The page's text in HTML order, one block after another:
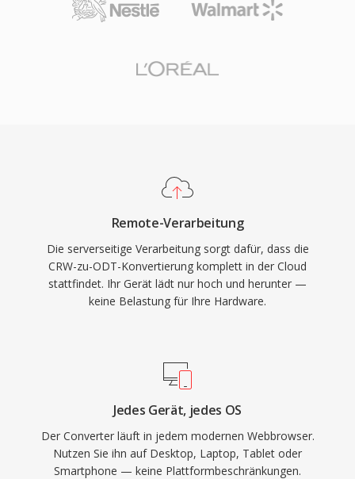
Remote-Verarbeitung
Die serverseitige Verarbeitung sorgt dafür, dass die
CRW-zu-ODT-Konvertierung komplett in der Cloud
stattfindet. Ihr Gerät lädt nur hoch und herunter —
keine Belastung für Ihre Hardware.
Jedes Gerät, jedes OS
Der Converter läuft in jedem modernen Webbrowser.
Nutzen Sie ihn auf Desktop, Laptop, Tablet oder
Smartphone — keine Plattformbeschränkungen.